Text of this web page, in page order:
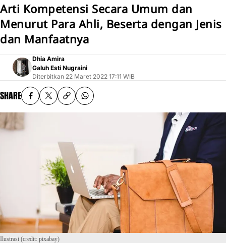
Arti Kompetensi Secara Umum dan
Menurut Para Ahli, Beserta dengan Jenis
dan Manfaatnya
Dhia Amira
Galuh Esti Nugraini
Diterbitkan 22 Maret 2022 17:11 WIB
SHARE
Ilustrasi (credit: pixabay)